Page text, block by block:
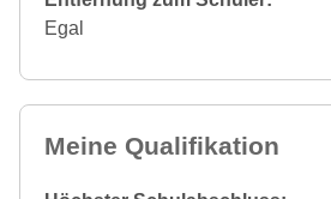
Egal
Meine Qualifikation